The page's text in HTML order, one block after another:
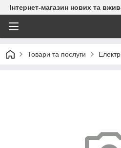
Інтернет-магазин нових та
Товари та послуги